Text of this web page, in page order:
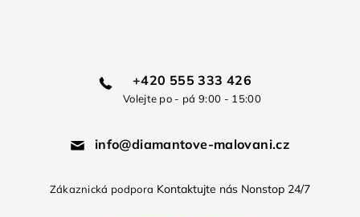
+420 555 333 426
Volejte po - pá 9:00 - 15:00
info@diamantove-malovani.cz
Zákaznická podpora Kontaktujte nás Nonstop 24/7